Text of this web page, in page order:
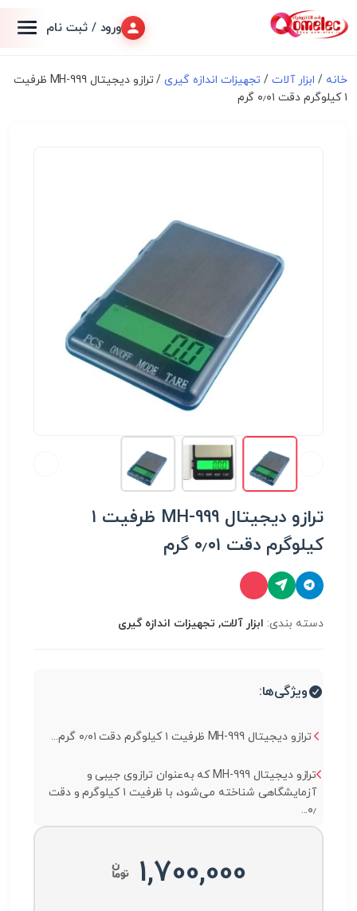
ورود / ثبت نام
خانه / ابزار آلات/ تجهیزات اندازه گیری
/ ترازو دیجیتال MH-999 ظرفیت
۱ کیلوگرم دقت ۰٫۰۱ گرم
ترازو دیجیتال MH-999 ظرفیت ۱
کیلوگرم دقت ۰٫۰۱ گرم
دسته بندی: ابزار آلات, تجهیزات اندازه گیری
ویژگی‌ها:
ترازو دیجیتال MH-999 ظرفیت ۱ کیلوگرم دقت ۰٫۰۱ گرم...
ترازو دیجیتال MH-999 که به‌عنوان ترازوی جیبی و
آزمایشگاهی شناخته می‌شود، با ظرفیت ۱ کیلوگرم و دقت
۰٫...
1,700,000